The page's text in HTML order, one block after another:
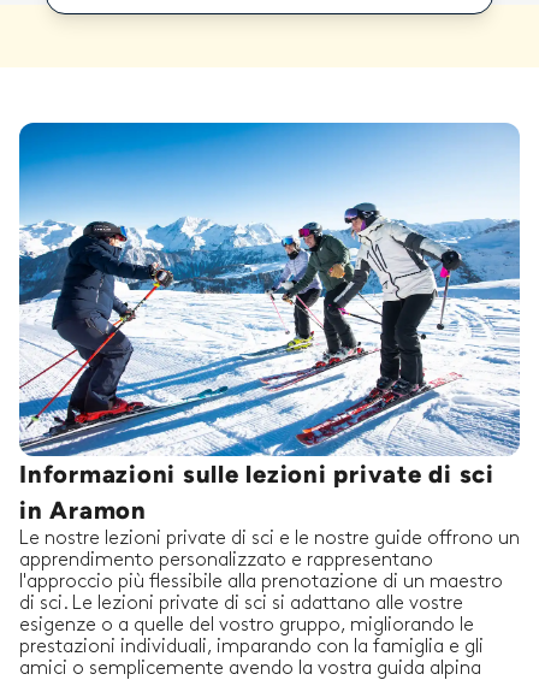
Informazioni sulle lezioni private di sci
in Aramon
Le nostre lezioni private di sci e le nostre guide offrono un
apprendimento personalizzato e rappresentano
l'approccio più flessibile alla prenotazione di un maestro
di sci. Le lezioni private di sci si adattano alle vostre
esigenze o a quelle del vostro gruppo, migliorando le
prestazioni individuali, imparando con la famiglia e gli
amici o semplicemente avendo la vostra guida alpina